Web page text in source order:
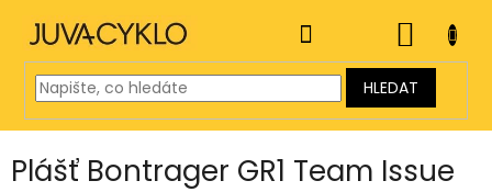
obsah
HLEDAT
KOŠÍK
Plášť Bontrager GR1 Team Issue